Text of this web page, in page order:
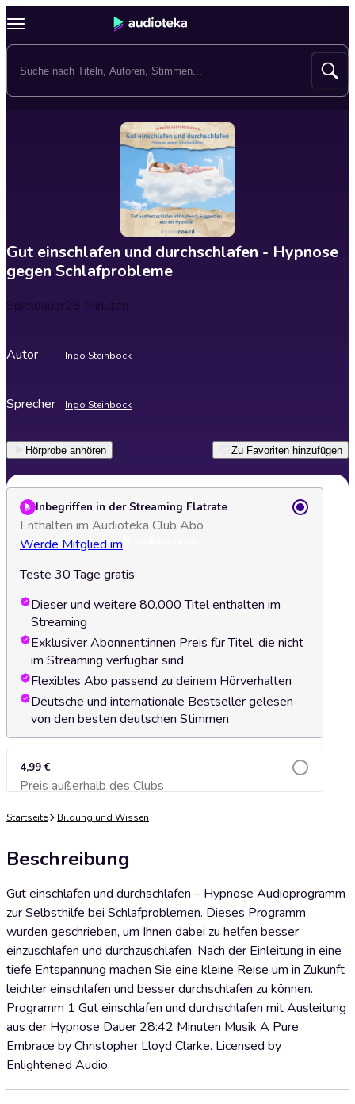
Gut einschlafen und durchschlafen - Hypnose
gegen Schlafprobleme
Spieldauer29 Minuten
Autor Ingo Steinbock
Sprecher Ingo Steinbock
Hörprobe anhören Zu Favoriten hinzufügen
Inbegriffen in der Streaming Flatrate
Enthalten im Audioteka Club Abo
Werde Mitglied im
Teste 30 Tage gratis
Dieser und weitere 80.000 Titel enthalten im
Streaming
Exklusiver Abonnent:innen Preis für Titel, die nicht
im Streaming verfügbar sind
Flexibles Abo passend zu deinem Hörverhalten
Deutsche und internationale Bestseller gelesen
von den besten deutschen Stimmen
4,99 €
Preis außerhalb des ClubsZum Warenkorb hinzufügen
Startseite Bildung und Wissen
Beschreibung
Gut einschlafen und durchschlafen – Hypnose Audioprogramm
zur Selbsthilfe bei Schlafproblemen. Dieses Programm
wurden geschrieben, um Ihnen dabei zu helfen besser
einzuschlafen und durchzuschlafen. Nach der Einleitung in eine
tiefe Entspannung machen Sie eine kleine Reise um in Zukunft
leichter einschlafen und besser durchschlafen zu können.
Programm 1 Gut einschlafen und durchschlafen mit Ausleitung
aus der Hypnose Dauer 28:42 Minuten Musik A Pure
Embrace by Christopher Lloyd Clarke. Licensed by
Enlightened Audio.